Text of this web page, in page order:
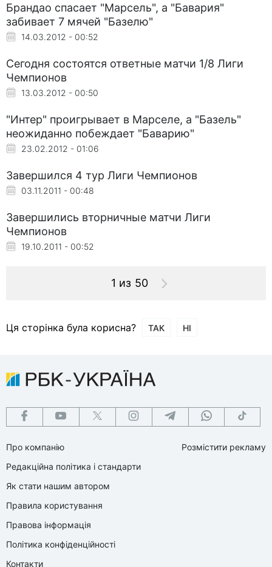
Брандао спасает "Марсель", а "Бавария"
забивает 7 мячей "Базелю"
14.03.2012 - 00:52
Сегодня состоятся ответные матчи 1/8 Лиги
Чемпионов
13.03.2012 - 00:50
"Интер" проигрывает в Марселе, а "Базель"
неожиданно побеждает "Баварию"
23.02.2012 - 01:06
Завершился 4 тур Лиги Чемпионов
03.11.2011 - 00:48
Завершились вторничные матчи Лиги
Чемпионов
19.10.2011 - 00:52
1 из 50
Ця сторінка була корисна? ТАК НІ
Про компанію
Редакційна політика і стандарти
Як стати нашим автором
Правила користування
Правова інформація
Політика конфіденційності
Контакти
Розмістити рекламу